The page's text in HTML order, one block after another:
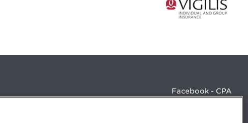
Facebook - CPA